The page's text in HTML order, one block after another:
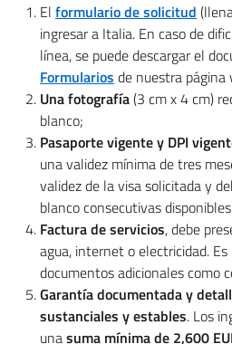
El formulario de solicitud
ingresar a Italia. En caso de
línea, se puede descargar el
Formularios de nuestra página
Una fotografía(3 cm x 4 cm)
blanco;
Pasaporte vigente y DPI
una validez mínima de tres
validez de la visa solicitada y
blanco consecutivas
Factura de servicios, debe
agua, internet o electricidad.
documentos adicionales como
Garantía documentada y
sustanciales y estables. Los
unasuma mínima de 2,600